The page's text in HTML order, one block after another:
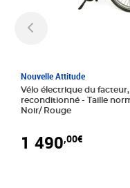
Nouvelle Attitude
Vélo électrique du facteur,
reconditionné - Taille normale -
Noir/ Rouge
1 490,00€